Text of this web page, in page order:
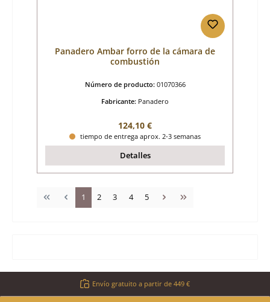
Panadero Ambar forro de la cámara de
combustión
Número de producto: 01070366
Fabricante: Panadero
Precio normal:
124,10 €
tiempo de entrega aprox. 2-3 semanas
Detalles
Página
1 Página
2 Página
3 Página
4 Página
5
Envío gratuito a partir de 449 €